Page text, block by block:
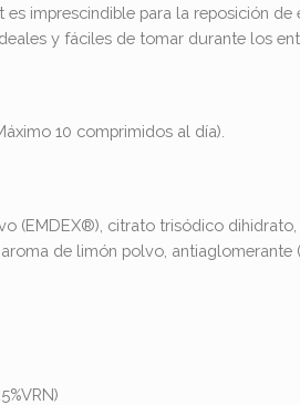
es imprescindible para la reposición
y fáciles de tomar durante los
10 comprimidos al día).
(EMDEX®), citrato trisódico
de limón polvo,